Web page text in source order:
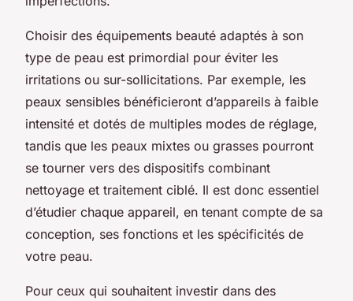
Choisir des équipements beauté adaptés à son
type de peau est primordial pour éviter les
irritations ou sur-sollicitations. Par exemple, les
peaux sensibles bénéficieront d’appareils à faible
intensité et dotés de multiples modes de réglage,
tandis que les peaux mixtes ou grasses pourront
se tourner vers des dispositifs combinant
nettoyage et traitement ciblé. Il est donc essentiel
d’étudier chaque appareil, en tenant compte de sa
conception, ses fonctions et les spécificités de
votre peau.
Pour ceux qui souhaitent investir dans des